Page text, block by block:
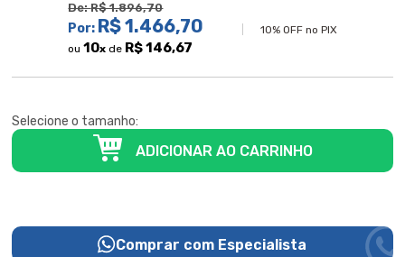
De:R$ 1.896,70
Por: R$ 1.466,70
ou10x de R$ 146,67
10% OFF no PIX
Selecione o tamanho:
Comprar com Especialista